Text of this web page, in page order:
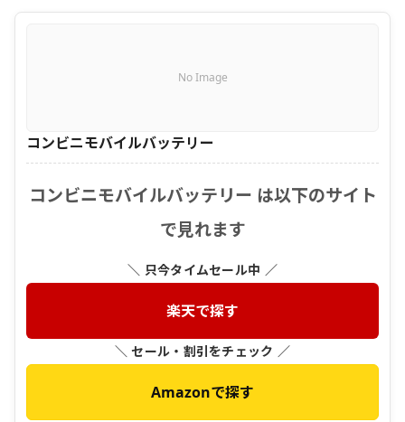
No Image
コンビニモバイルバッテリー
コンビニモバイルバッテリー は以下のサイト
で見れます
＼ 只今タイムセール中 ／
楽天で探す
＼ セール・割引をチェック ／
Amazonで探す